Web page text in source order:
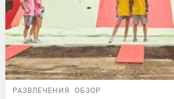
РАЗВЛЕЧЕНИЯ ОБЗОР